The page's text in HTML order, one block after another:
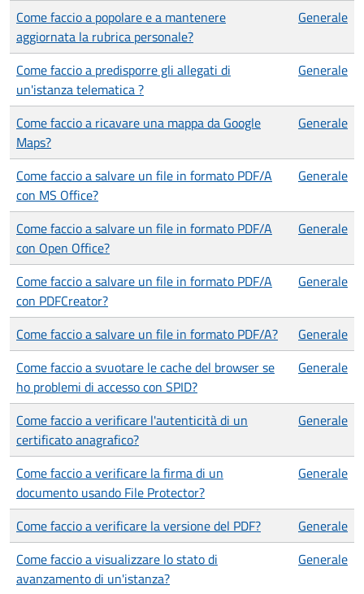
Come faccio a popolare e a mantenere
aggiornata la rubrica personale?
Generale
Come faccio a predisporre gli allegati di
un'istanza telematica ?
Generale
Come faccio a ricavare una mappa da Google
Maps?
Generale
Come faccio a salvare un file in formato PDF/A
con MS Office?
Generale
Come faccio a salvare un file in formato PDF/A
con Open Office?
Generale
Come faccio a salvare un file in formato PDF/A
con PDFCreator?
Generale
Come faccio a salvare un file in formato PDF/A?
Generale
Come faccio a svuotare le cache del browser se
ho problemi di accesso con SPID?
Generale
Come faccio a verificare l'autenticità di un
certificato anagrafico?
Generale
Come faccio a verificare la firma di un
documento usando File Protector?
Generale
Come faccio a verificare la versione del PDF?
Generale
Come faccio a visualizzare lo stato di
avanzamento di un'istanza?
Generale